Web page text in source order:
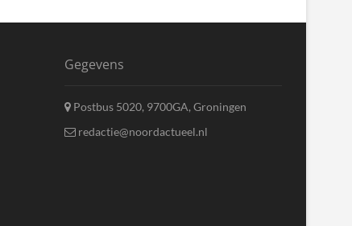
Gegevens
Postbus 5020, 9700GA, Groningen
redactie@noordactueel.nl